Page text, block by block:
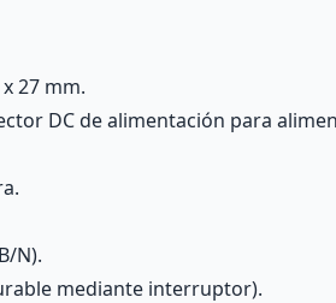
27 mm.
DC de alimentación para
N).
mediante interruptor).